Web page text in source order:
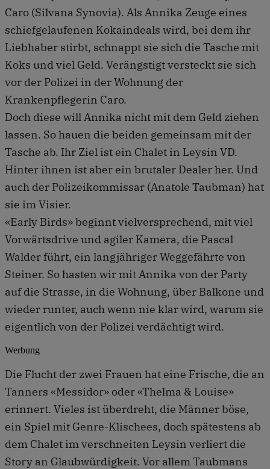
Caro (Silvana Synovia). Als Annika Zeuge eines
schiefgelaufenen Kokaindeals wird, bei dem ihr
Liebhaber stirbt, schnappt sie sich die Tasche mit
Koks und viel Geld. Verängstigt versteckt sie sich
vor der Polizei in der Wohnung der
Krankenpflegerin Caro.
Doch diese will Annika nicht mit dem Geld ziehen
lassen. So hauen die beiden gemeinsam mit der
Tasche ab. Ihr Ziel ist ein Chalet in Leysin VD.
Hinter ihnen ist aber ein brutaler Dealer her. Und
auch der Polizeikommissar (Anatole Taubman) hat
sie im Visier.
«Early Birds» beginnt vielversprechend, mit viel
Vorwärtsdrive und agiler Kamera, die Pascal
Walder führt, ein langjähriger Weggefährte von
Steiner. So hasten wir mit Annika von der Party
auf die Strasse, in die Wohnung, über Balkone und
wieder runter, auch wenn nie klar wird, warum sie
eigentlich von der Polizei verdächtigt wird.
Werbung
Die Flucht der zwei Frauen hat eine Frische, die an
Tanners «Messidor» oder «Thelma & Louise»
erinnert. Vieles ist überdreht, die Männer böse,
ein Spiel mit Genre-Klischees, doch spätestens ab
dem Chalet im verschneiten Leysin verliert die
Story an Glaubwürdigkeit. Vor allem Taubmans